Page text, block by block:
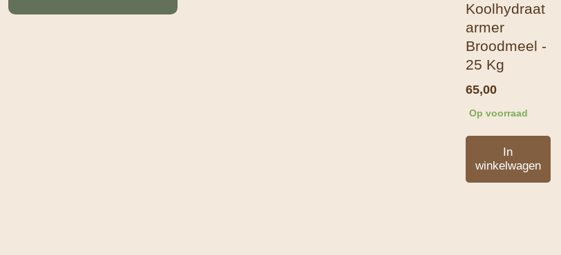
Koolhydraat
armer
Broodmeel -
25 Kg
65,00
Op voorraad
In
winkelwagen